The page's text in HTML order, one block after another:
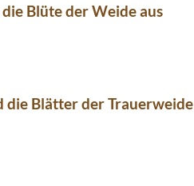
Blüte der Weide aus
die Blätter der Trauerweide